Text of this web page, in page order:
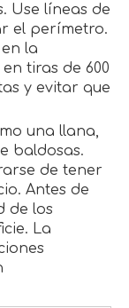
Use líneas de
el perímetro.
la
tiras de 600
y evitar que
una llana,
baldosas.
de tener
Antes de
de los
La